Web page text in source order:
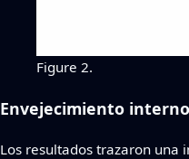
Figure 2.
Envejecimiento
Los resultados trazaron una